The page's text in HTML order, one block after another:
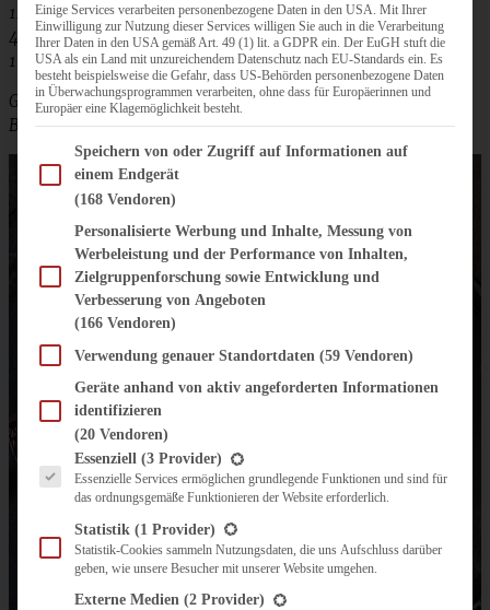
125 g Mehl
40 g Zucker
1 Päckchen Bourbon-Vanillezucker
Gelee/Konfitüre nach Wahl (gut passt z.B. Johannisbeergelee,
Brombeermarmelade oder andere dunkle Marmelade)
Einige Services verarbeiten personenbezogene Daten in den USA. Mit Ihrer
Einwilligung zur Nutzung dieser Services willigen Sie auch in die Verarbeitung
Ihrer Daten in den USA gemäß Art. 49 (1) lit. a GDPR ein. Der EuGH stuft die
USA als ein Land mit unzureichendem Datenschutz nach EU-Standards ein. Es
besteht beispielsweise die Gefahr, dass US-Behörden personenbezogene Daten
in Überwachungsprogrammen verarbeiten, ohne dass für Europäerinnen und
Europäer eine Klagemöglichkeit besteht.
Im Folgenden finden Sie eine Liste der Zwecke des IAB Transparency and Consent
Speichern von oder Zugriff auf Informationen auf
einem Endgerät
(168 Vendoren)
Personalisierte Werbung und Inhalte, Messung von
Werbeleistung und der Performance von Inhalten,
Zielgruppenforschung sowie Entwicklung und
Verbesserung von Angeboten
(166 Vendoren)
Verwendung genauer Standortdaten (59 Vendoren)
Geräte anhand von aktiv angeforderten Informationen
identifizieren
(20 Vendoren)
Es folgt eine Liste der Service-Gruppen, für die eine Einwilligung erteilt werden
Essenziell (3 Provider)
Essenzielle Services ermöglichen grundlegende Funktionen und sind für
das ordnungsgemäße Funktionieren der Website erforderlich.
Statistik (1 Provider)
Statistik-Cookies sammeln Nutzungsdaten, die uns Aufschluss darüber
geben, wie unsere Besucher mit unserer Website umgehen.
Externe Medien (2 Provider)